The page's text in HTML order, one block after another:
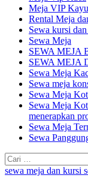
Meja VIP Kayu
Rental Meja
Sewa kursi
Sewa Meja
SEWA MEJA
SEWA MEJA
Sewa Meja
Sewa meja
Sewa Meja
Sewa Meja
menerapkan
Sewa Meja
Sewa
Cari
untuk:
sewa meja dan kursi